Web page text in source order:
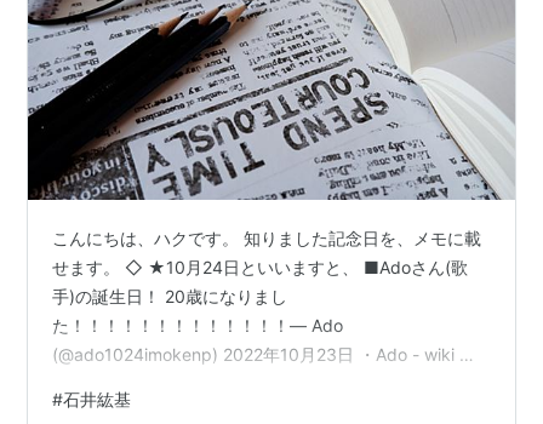
こんにちは、ハクです。 知りました記念日を、メモに載
せます。 ◇ ★10月24日といいますと、 ■Adoさん(歌
手)の誕生日！ 20歳になりまし
た！！！！！！！！！！！！！— Ado
(@ado1024imokenp) 2022年10月23日 ・Ado - wiki ・
★10月25日といいますと、 ■石井紘基氏(政治家)が亡く
#石井紘基